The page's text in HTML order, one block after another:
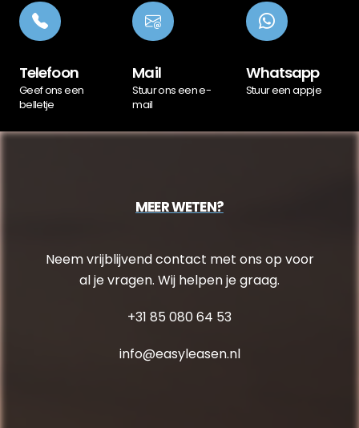
Telefoon
Geef ons een
belletje
Mail
Stuur ons een e-
mail
Whatsapp
Stuur een appje
MEER WETEN?
Neem vrijblijvend contact met ons op voor
al je vragen. Wij helpen je graag.
+31 85 080 64 53
info@easyleasen.nl